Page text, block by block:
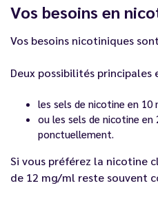
Vos besoins en
Vos besoins nicotiniques
Deux possibilités principales
les sels de nicotine en 10
ou les sels de nicotine
ponctuellement.
Si vous préférez la nicotine
de 12 mg/ml reste souvent